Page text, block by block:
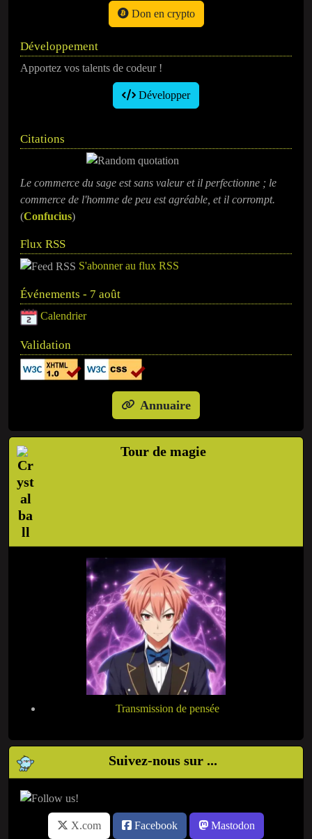
Don en crypto
Développement
Apportez vos talents de codeur !
Développer
Citations
Le commerce du sage est sans valeur et il perfectionne ; le
commerce de l'homme de peu est agréable, et il corrompt.
(Confucius)
Flux RSS
S'abonner au flux RSS
Événements - 7 août
Calendrier
Validation
Annuaire
Tour de magie
Transmission de pensée
Suivez-nous sur ...
X.com Facebook Mastodon